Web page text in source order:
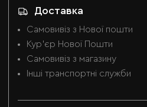
Доставка
Самовивіз з Нової пошти
Кур'єр Нової Пошти
Самовивіз з магазину
Інші транспортні служби